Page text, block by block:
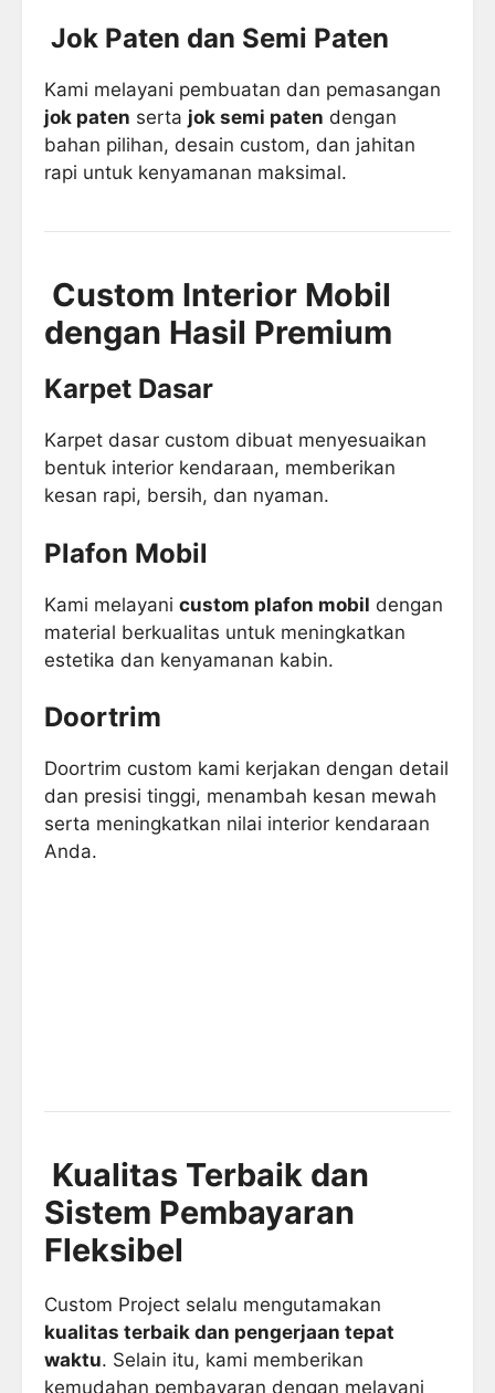
Jok Paten dan Semi Paten
Kami melayani pembuatan dan pemasangan
jok paten serta jok semi paten dengan
bahan pilihan, desain custom, dan jahitan
rapi untuk kenyamanan maksimal.
Custom Interior Mobil
dengan Hasil Premium
Karpet Dasar
Karpet dasar custom dibuat menyesuaikan
bentuk interior kendaraan, memberikan
kesan rapi, bersih, dan nyaman.
Plafon Mobil
Kami melayani custom plafon mobil dengan
material berkualitas untuk meningkatkan
estetika dan kenyamanan kabin.
Doortrim
Doortrim custom kami kerjakan dengan detail
dan presisi tinggi, menambah kesan mewah
serta meningkatkan nilai interior kendaraan
Anda.
Kualitas Terbaik dan
Sistem Pembayaran
Fleksibel
Custom Project selalu mengutamakan
kualitas terbaik dan pengerjaan tepat
waktu. Selain itu, kami memberikan
kemudahan pembayaran dengan melayani